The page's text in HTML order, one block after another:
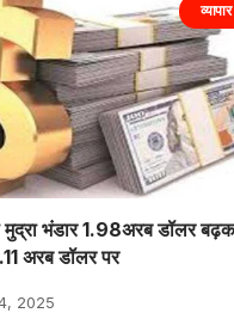
व्यापार
मुद्रा भंडार 1.98अरब डॉलर
अरब डॉलर पर
2025